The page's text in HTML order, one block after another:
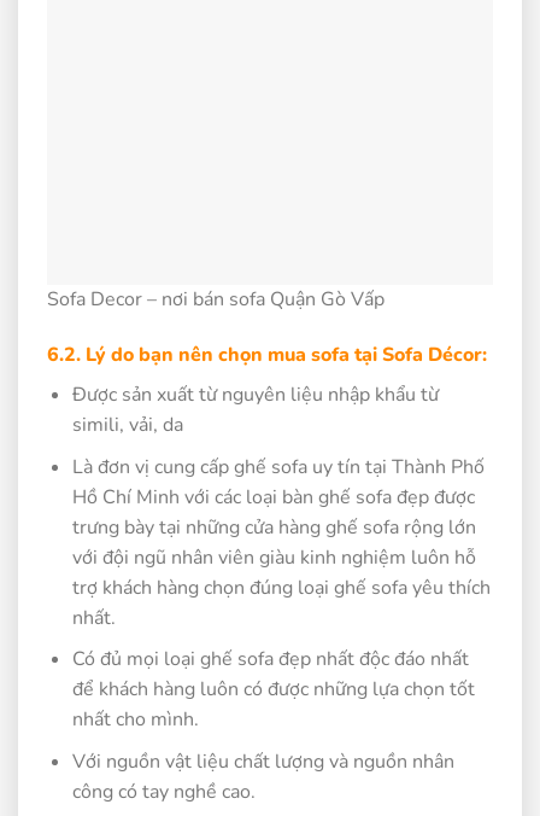
Sofa Decor – nơi bán sofa Quận Gò Vấp
6.2. Lý do bạn nên chọn mua sofa tại Sofa Décor:
Được sản xuất từ nguyên liệu nhập khẩu từ
simili, vải, da
Là đơn vị cung cấp ghế sofa uy tín tại Thành Phố
Hồ Chí Minh với các loại bàn ghế sofa đẹp được
trưng bày tại những cửa hàng ghế sofa rộng lớn
với đội ngũ nhân viên giàu kinh nghiệm luôn hỗ
trợ khách hàng chọn đúng loại ghế sofa yêu thích
nhất.
Có đủ mọi loại ghế sofa đẹp nhất độc đáo nhất
để khách hàng luôn có được những lựa chọn tốt
nhất cho mình.
Với nguồn vật liệu chất lượng và nguồn nhân
công có tay nghề cao.